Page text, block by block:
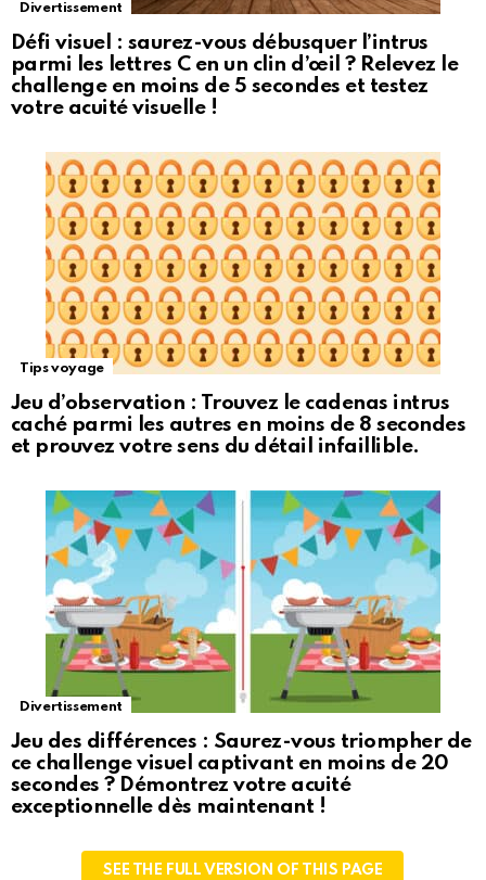
Divertissement
Défi visuel : saurez-vous débusquer l’intrus
parmi les lettres C en un clin d’œil ? Relevez le
challenge en moins de 5 secondes et testez
votre acuité visuelle !
Tips voyage
Jeu d’observation : Trouvez le cadenas intrus
caché parmi les autres en moins de 8 secondes
et prouvez votre sens du détail infaillible.
Divertissement
Jeu des différences : Saurez-vous triompher de
ce challenge visuel captivant en moins de 20
secondes ? Démontrez votre acuité
exceptionnelle dès maintenant !
SEE THE FULL VERSION OF THIS PAGE